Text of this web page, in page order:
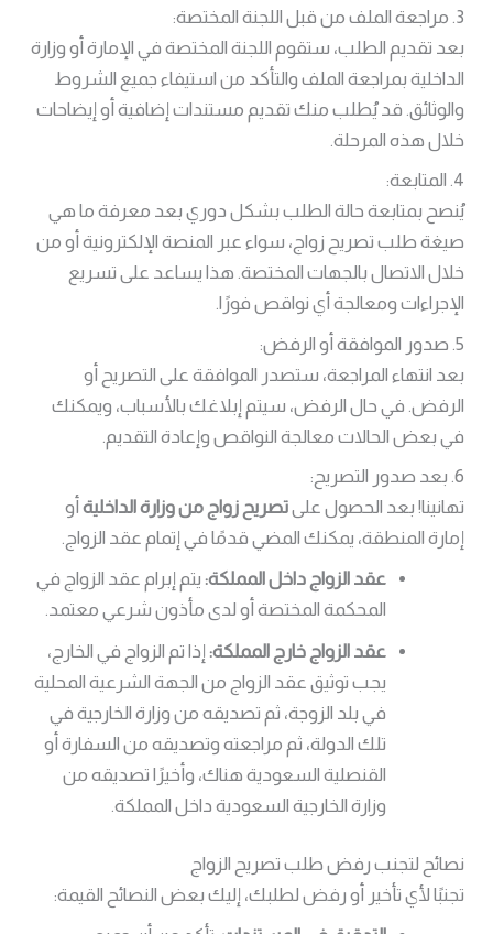
3. مراجعة الملف من قبل اللجنة المختصة:
بعد تقديم الطلب، ستقوم اللجنة المختصة في الإمارة أو وزارة
الداخلية بمراجعة الملف والتأكد من استيفاء جميع الشروط
والوثائق. قد يُطلب منك تقديم مستندات إضافية أو إيضاحات
خلال هذه المرحلة.
4. المتابعة:
يُنصح بمتابعة حالة الطلب بشكل دوري بعد معرفة ما هي
صيغة طلب تصريح زواج، سواء عبر المنصة الإلكترونية أو من
خلال الاتصال بالجهات المختصة. هذا يساعد على تسريع
الإجراءات ومعالجة أي نواقص فورًا.
5. صدور الموافقة أو الرفض:
بعد انتهاء المراجعة، ستصدر الموافقة على التصريح أو
الرفض. في حال الرفض، سيتم إبلاغك بالأسباب، ويمكنك
في بعض الحالات معالجة النواقص وإعادة التقديم.
6. بعد صدور التصريح:
تهانينا! بعد الحصول علىتصريح زواج من وزارة الداخلية أو
إمارة المنطقة، يمكنك المضي قدمًا في إتمام عقد الزواج.
عقد الزواج داخل المملكة: يتم إبرام عقد الزواج في
المحكمة المختصة أو لدى مأذون شرعي معتمد.
عقد الزواج خارج المملكة: إذا تم الزواج في الخارج،
يجب توثيق عقد الزواج من الجهة الشرعية المحلية
في بلد الزوجة، ثم تصديقه من وزارة الخارجية في
تلك الدولة، ثم مراجعته وتصديقه من السفارة أو
القنصلية السعودية هناك، وأخيرًا تصديقه من
وزارة الخارجية السعودية داخل المملكة.
نصائح لتجنب رفض طلب تصريح الزواج
تجنبًا لأي تأخير أو رفض لطلبك، إليك بعض النصائح القيمة: